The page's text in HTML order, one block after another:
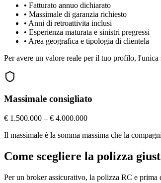
• Fatturato annuo dichiarato
• Massimale di garanzia richiesto
• Anni di retroattivita inclusi
• Esperienza maturata e sinistri pregressi
• Area geografica e tipologia di clientela
Per avere un valore reale per il tuo profilo,
Massimale consigliato
€ 1.500.000 – € 4.000.000
Il massimale è la somma massima che la
Come scegliere la polizza
Per un broker assicurativo, la polizza RC e